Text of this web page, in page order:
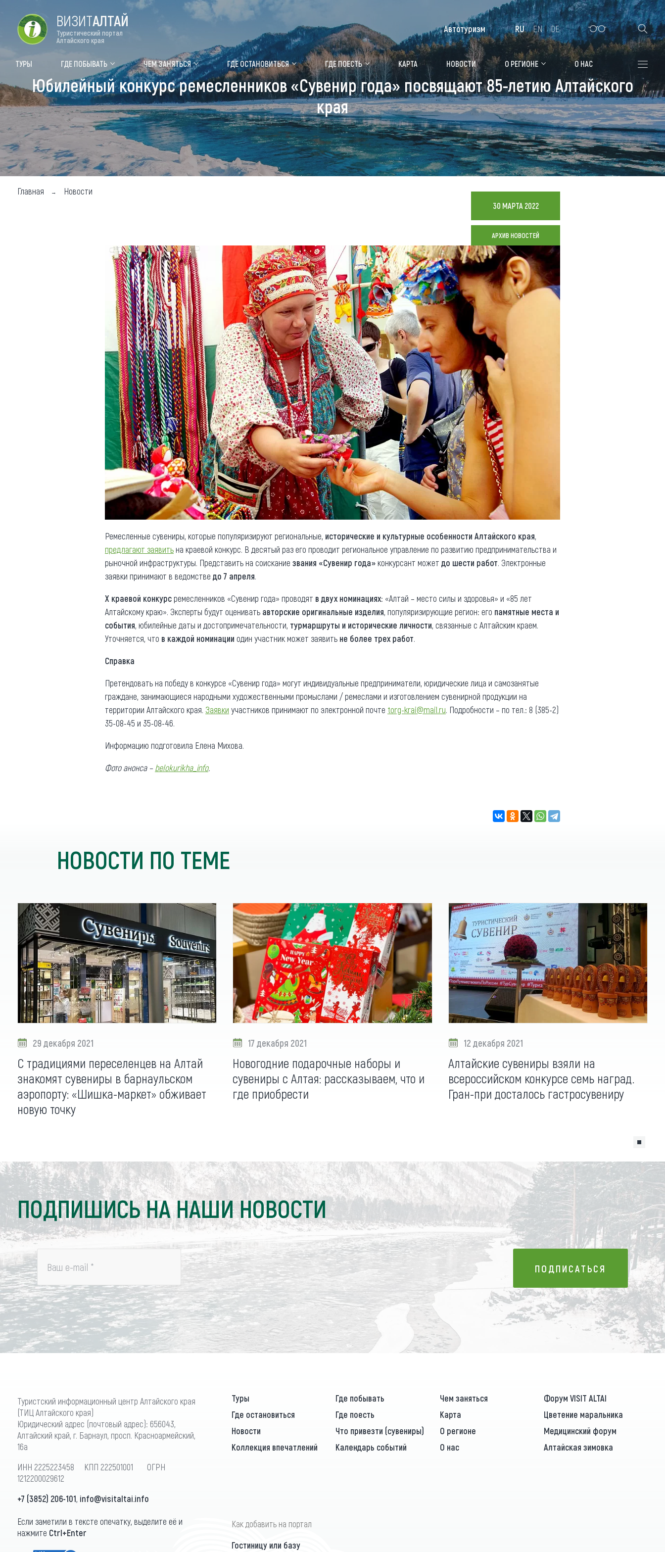
Форум VISIT ALTAI Цветение маральника Медицинский форум Алтайская зимовка
Туры Где побывать
Объекты природы
Объекты истории и культуры
Объекты развлечений
Топ туристических мест
Чем заняться
Календарь событий
Аудиогид
Мой маршрут
Где остановиться
Санатории
Гостиницы, отели
Коттеджи, базы
Сельские усадьбы
Мотели, придорожные отели
Новости
Что привезти (сувениры)
Общая информация
Как добраться
Люди, прославившие Алтай
Карты и буклеты
Коллекция впечатлений
Блог путешественника
Видеогалерея
Фотогалерея
Другие рубрики
Реестр туроператоров
Реестр туристических
агентств Алтайского края
Обращения граждан
Противодействие коррупции
ВИЗИТАЛТАЙ
Туристический портал
Алтайского края
ТУРЫ ГДЕ ПОБЫВАТЬ ЧЕМ ЗАНЯТЬСЯ ГДЕ ОСТАНОВИТЬСЯ ГДЕ ПОЕСТЬ КАРТА НОВОСТИ О РЕГИОНЕ О НАС
Автотуризм RU EN DE
Юбилейный конкурс ремесленников «Сувенир года» посвящают 85-летию Алтайского
края
Главная Новости
30 МАРТА 2022
АРХИВ НОВОСТЕЙ
Ремесленные сувениры, которые популяризируют региональные, исторические и культурные особенности Алтайского края,
предлагают заявитьна краевой конкурс. В десятый раз его проводит региональное управление по развитию предпринимательства и
рыночной инфраструктуры. Представить на соискание звания «Сувенир года»конкурсант может до шести работ. Электронные
заявки принимают в ведомстве до 7 апреля.
Х краевой конкурсремесленников «Сувенир года» проводят в двух номинациях: «Алтай – место силы и здоровья» и «85 лет
Алтайскому краю». Эксперты будут оценивать авторские оригинальные изделия, популяризирующие регион: его памятные места и
события, юбилейные даты и достопримечательности, турмаршруты и исторические личности, связанные с Алтайским краем.
Уточняется, что в каждой номинации один участник может заявить не более трех работ.
Справка
Претендовать на победу в конкурсе «Сувенир года» могут индивидуальные предприниматели, юридические лица и самозанятые
граждане, занимающиеся народными художественными промыслами / ремеслами и изготовлением сувенирной продукции на
территории Алтайского края. Заявки участников принимают по электронной почте torg-krai@mail.ru. Подробности – по тел.: 8 (385-2)
35-08-45 и 35-08-46.
Информацию подготовила Елена Михова.
Фото анонса – belokurikha_info.
НОВОСТИ ПО ТЕМЕ
29 декабря 2021
С традициями переселенцев на Алтай
знакомят сувениры в барнаульском
аэропорту: «Шишка-маркет» обживает
новую точку
17 декабря 2021
Новогодние подарочные наборы и
сувениры с Алтая: рассказываем, что и
где приобрести
12 декабря 2021
Алтайские сувениры взяли на
всероссийском конкурсе семь наград.
Гран-при досталось гастросувениру
ПОДПИШИСЬ НА НАШИ НОВОСТИ
Ваш e-mail * ПОДПИСАТЬСЯ
ПОДПИСАТЬСЯ
Туристский информационный центр Алтайского края
(ТИЦ Алтайского края)
Юридический адрес (почтовый адрес): 656043,
Алтайский край, г. Барнаул, просп. Красноармейский,
16а
ИНН 2225223458 КПП 222501001 ОГРН
1212200029612
+7 (3852) 206-101, info@visitaltai.info
Если заметили в тексте опечатку, выделите её и
нажмите Ctrl+Enter
Туры Где побывать Чем заняться
Форум VISIT ALTAI
Где остановиться
Где поесть Карта
Цветение маральника
Новости
Что привезти (сувениры) О регионе
Медицинский форум
Коллекция впечатлений
Календарь событий О нас Алтайская зимовка
Как добавить на портал
Гостиницу или базу